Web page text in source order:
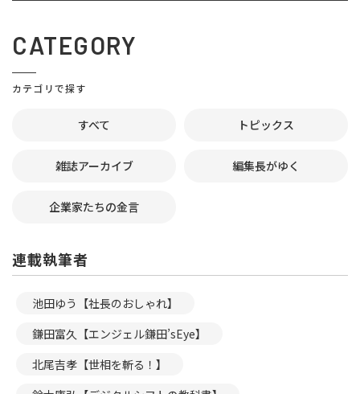
CATEGORY
カテゴリで探す
すべて トピックス
雑誌アーカイブ 編集長がゆく
企業家たちの金言
連載執筆者
池田ゆう【社長のおしゃれ】
鎌田富久【エンジェル鎌田’sEye】
北尾吉孝【世相を斬る！】